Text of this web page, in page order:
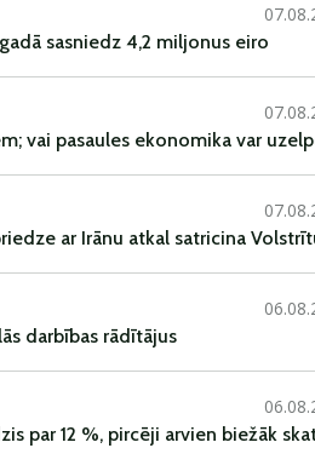
sasniedz 4,2 miljonus eiro
vai pasaules ekonomika var
ar Irānu atkal satricina
darbības rādītājus
par 12 %, pircēji arvien biežāk